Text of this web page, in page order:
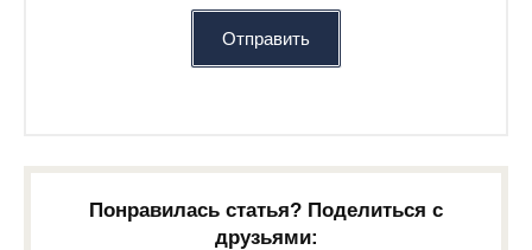
Отправить
Понравилась статья? Поделиться с
друзьями: